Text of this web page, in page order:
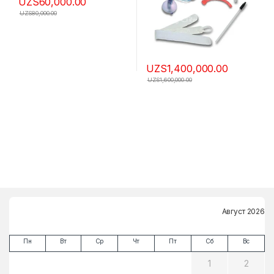
UZS80,000.00
UZS1,400,000.00
UZS1,600,000.00
Август 2026
Пн Вт Ср Чт Пт Сб Вс
1 2